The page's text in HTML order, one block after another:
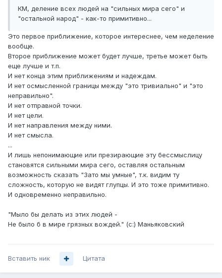
КМ, деление всех людей на "сильных мира сего" и
"остальной народ" - как-то примитивно...
Это первое приближение, которое интереснее, чем неделение
вообще.
Второе приближение может будет лучше, третье может быть
еще лучше и т.п.
И нет конца этим приближениям и надеждам.
И нет осмысленной границы между "это тривиально" и "это
неправильно".
И нет отправной точки.
И нет цели.
И нет направления между ними.
И нет смысла.
...
И лишь непонимающие или презирающие эту бессмыслицу
становятся сильными мира сего, оставляя остальным
возможность сказать "Зато мы умные", т.к. видим ту
сложность, которую не видят глупцы. И это тоже примитивно.
И одновременно неправильно.
"Мыло бы делать из этих людей -
Не было б в мире грязных вождей." (с:) Маньяковский
Вставить ник Цитата